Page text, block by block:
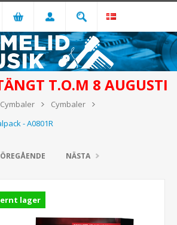
T.O.M 8 AUGUSTI
Cymbaler
Cymbaler
- A0801R
NÄSTA
lager